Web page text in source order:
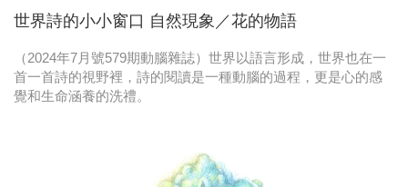
世界詩的小小窗口 自然現象／花的物語
（2024年7月號579期動腦雜誌）世界以語言形成，世界也在一
首一首詩的視野裡，詩的閱讀是一種動腦的過程，更是心的感
覺和生命涵養的洗禮。
感美照
2023台灣民生快消品牌排行 14億次國民消費揭曉品
域動行銷公布人事異動